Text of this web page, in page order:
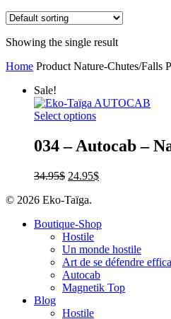
Showing the single result
Home Product Nature-Chutes/Falls
Sale!
Select options
034 – Autocab –
34.95$ 24.95$
© 2026 Eko-Taïga.
Boutique-Shop
Hostile
Un monde hostile
Art de se défendre
Autocab
Magnetik Top
Blog
Hostile